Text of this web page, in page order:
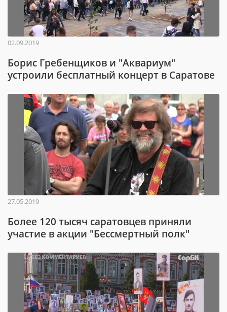
02.09.2019
Борис Гребенщиков и "Аквариум"
устроили бесплатный концерт в Саратове
27.05.2019
Более 120 тысяч саратовцев приняли
участие в акции "Бессмертный полк"